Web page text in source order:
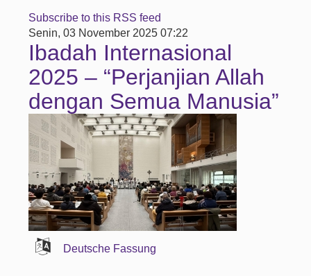
Subscribe to this RSS feed
Senin, 03 November 2025 07:22
Ibadah Internasional
2025 – “Perjanjian Allah
dengan Semua Manusia”
Deutsche Fassung